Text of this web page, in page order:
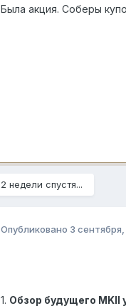
Была акция. Соберы
2 недели спустя...
Опубликовано 3
1. Обзор будущего MKII